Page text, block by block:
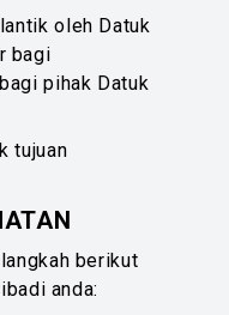
oleh Datuk
bagi
pihak Datuk
tujuan
berikut
anda: